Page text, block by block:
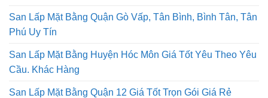
San Lấp Mặt Bằng Quận Gò Vấp, Tân Bình, Bình Tân, Tân
Phú Uy Tín
San Lấp Mặt Bằng Huyện Hóc Môn Giá Tốt Yêu Theo Yêu
Cầu. Khác Hàng
San Lấp Mặt Bằng Quận 12 Giá Tốt Trọn Gói Giá Rẻ